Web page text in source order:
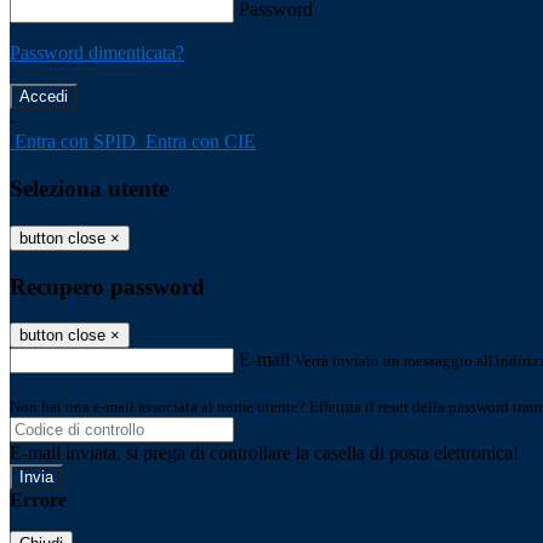
Password
Password dimenticata?
-
Entra con SPID Entra con CIE
Seleziona utente
button close ×
Recupero password
button close ×
E-mail Verrà inviato un messaggio
Non hai una e-mail associata al nome utente? Effettua il reset della password
E-mail inviata, si prega di controllare la casella di posta elettronica!
Errore